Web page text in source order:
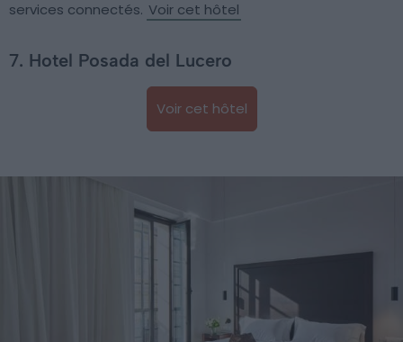
services connectés. Voir cet hôtel
7. Hotel Posada del Lucero
Voir cet hôtel